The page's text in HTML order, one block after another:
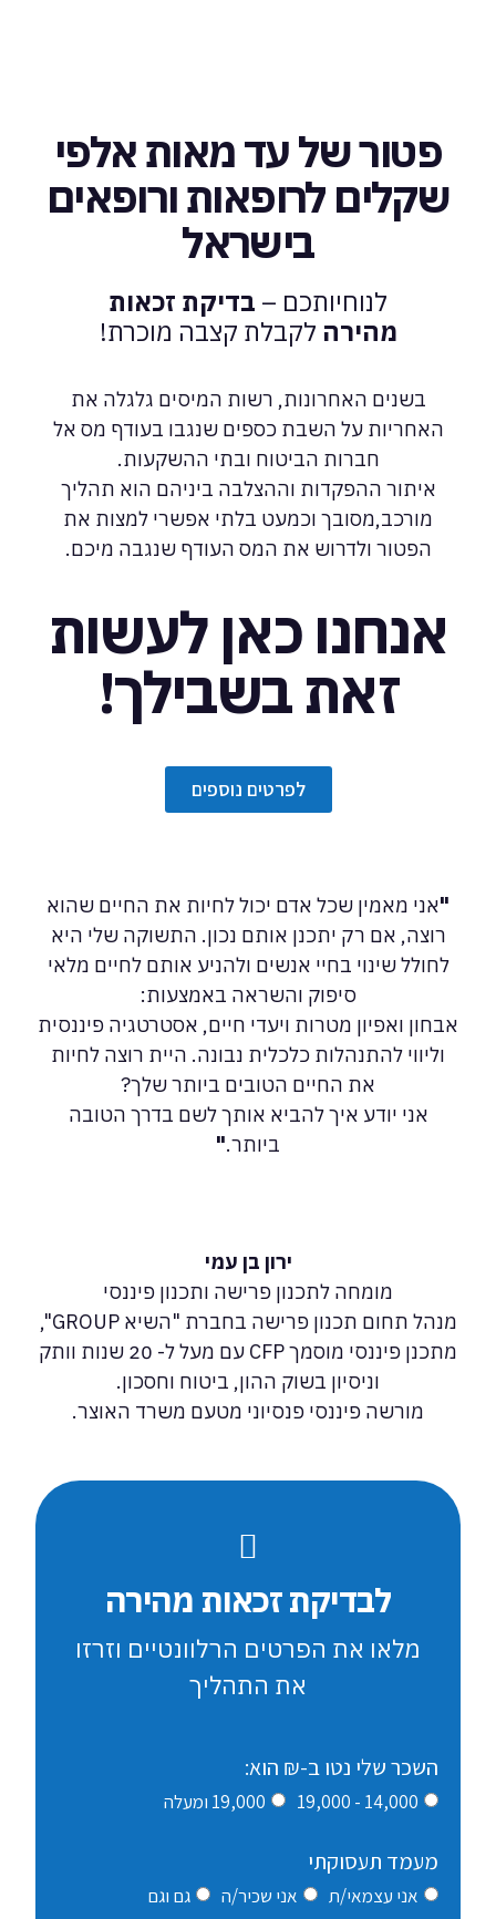
פטור של עד מאות אלפי
שקלים לרופאות ורופאים
בישראל
לנוחיותכם – בדיקת זכאות
מהירה לקבלת קצבה מוכרת!
בשנים האחרונות, רשות המיסים גלגלה את
האחריות על השבת כספים שנגבו בעודף מס אל
חברות הביטוח ובתי ההשקעות.
איתור ההפקדות וההצלבה ביניהם הוא תהליך
מורכב,מסובך וכמעט בלתי אפשרי למצות את
הפטור ולדרוש את המס העודף שנגבה מיכם.
אנחנו כאן לעשות
זאת בשבילך!
לפרטים נוספים
"אני מאמין שכל אדם יכול לחיות את החיים שהוא
רוצה, אם רק יתכנן אותם נכון. התשוקה שלי היא
לחולל שינוי בחיי אנשים ולהניע אותם לחיים מלאי
סיפוק והשראה באמצעות:
אבחון ואפיון מטרות ויעדי חיים, אסטרטגיה פיננסית
וליווי להתנהלות כלכלית נבונה. היית רוצה לחיות
את החיים הטובים ביותר שלך?
אני יודע איך להביא אותך לשם בדרך הטובה
ביותר."
ירון בן עמי
מומחה לתכנון פרישה ותכנון פיננסי
מנהל תחום תכנון פרישה בחברת "השיא GROUP",
מתכנן פיננסי מוסמך CFP עם מעל ל- 20 שנות וותק
וניסיון בשוק ההון, ביטוח וחסכון.
מורשה פיננסי פנסיוני מטעם משרד האוצר.
לבדיקת זכאות מהירה
מלאו את הפרטים הרלוונטיים וזרזו
את התהליך
השכר שלי נטו ב-₪ הוא:
14,000 - 19,000 19,000 ומעלה
מעמד תעסוקתי
אני עצמאי/ת אני שכיר/ה גם וגם